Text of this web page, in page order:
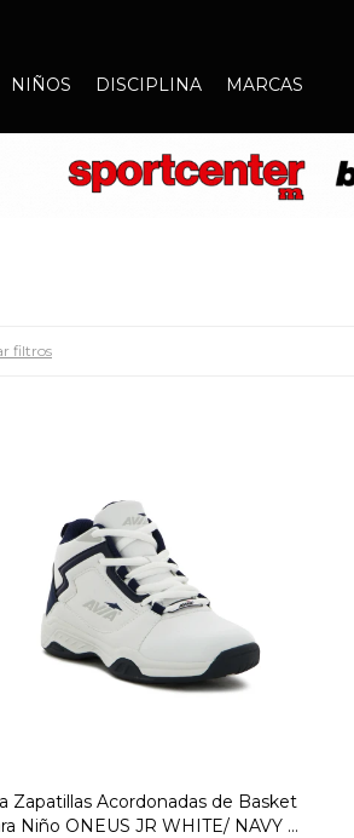
NIÑOS DISCIPLINA MARCAS
filtros
Zapatillas Acordonadas de Basket
Niño ONEUS JR WHITE/ NAVY -